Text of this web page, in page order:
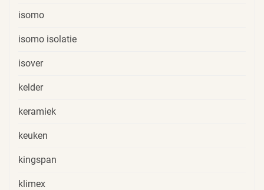
isomo
isomo isolatie
isover
kelder
keramiek
keuken
kingspan
klimex